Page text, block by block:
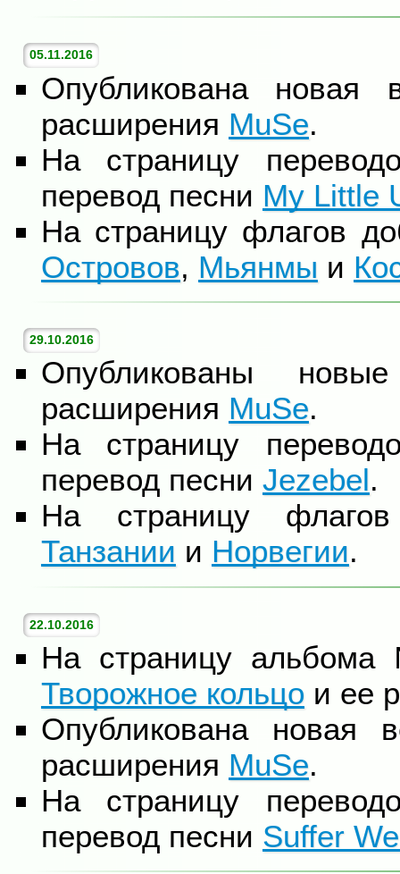
05.11.2016
Опубликована новая
расширения MuSe.
На страницу
перевод песни My Little
На страницу флагов
Островов, Мьянмы и
29.10.2016
Опубликованы
расширения MuSe.
На страницу
перевод песни Jezebel.
На страницу
Танзании и Норвегии.
22.10.2016
На страницу
Творожное кольцо и ее
Опубликована новая
расширения MuSe.
На страницу
перевод песни Suffer